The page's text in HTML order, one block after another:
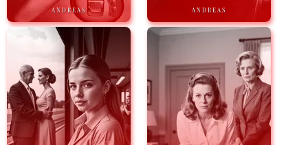
ANDREAS ANDREAS